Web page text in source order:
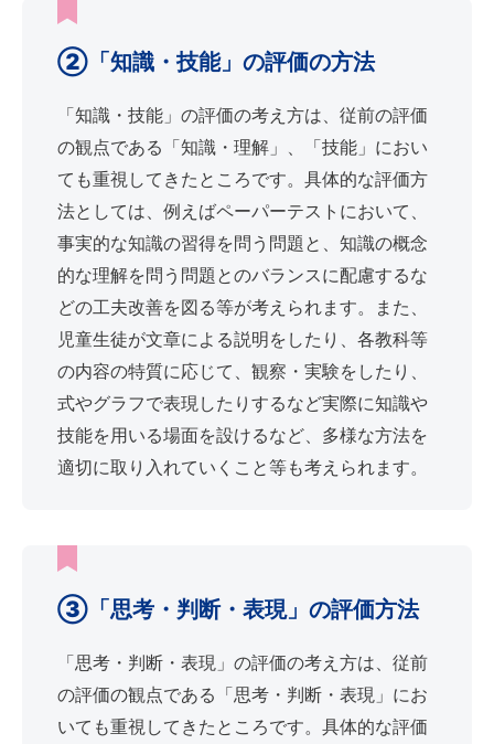
②「知識・技能」の評価の方法
「知識・技能」の評価の考え方は、従前の評価
の観点である「知識・理解」、「技能」におい
ても重視してきたところです。具体的な評価方
法としては、例えばペーパーテストにおいて、
事実的な知識の習得を問う問題と、知識の概念
的な理解を問う問題とのバランスに配慮するな
どの工夫改善を図る等が考えられます。また、
児童生徒が文章による説明をしたり、各教科等
の内容の特質に応じて、観察・実験をしたり、
式やグラフで表現したりするなど実際に知識や
技能を用いる場面を設けるなど、多様な方法を
適切に取り入れていくこと等も考えられます。
③「思考・判断・表現」の評価方法
「思考・判断・表現」の評価の考え方は、従前
の評価の観点である「思考・判断・表現」にお
いても重視してきたところです。具体的な評価